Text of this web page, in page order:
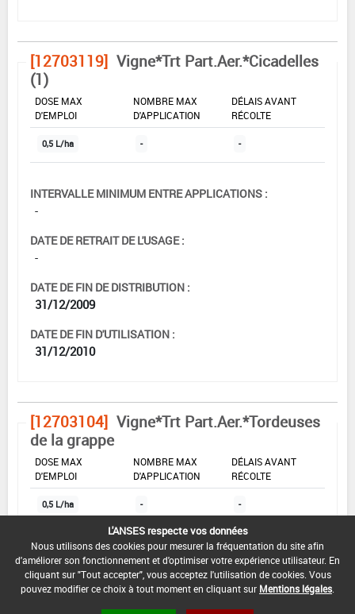
[12703119] Vigne*Trt Part.Aer.*Cicadelles
(1)
DOSE MAX
D'EMPLOI
NOMBRE MAX
D'APPLICATION
DÉLAIS AVANT
RÉCOLTE
0,5 L/ha - -
INTERVALLE MINIMUM ENTRE APPLICATIONS :
-
DATE DE RETRAIT DE L'USAGE :
-
DATE DE FIN DE DISTRIBUTION :
31/12/2009
DATE DE FIN D'UTILISATION :
31/12/2010
[12703104] Vigne*Trt Part.Aer.*Tordeuses
de la grappe
DOSE MAX
D'EMPLOI
NOMBRE MAX
D'APPLICATION
DÉLAIS AVANT
RÉCOLTE
0,5 L/ha - -
INTERVALLE MINIMUM ENTRE APPLICATIONS :
-
L'ANSES respecte vos données
Nous utilisons des cookies pour mesurer la fréquentation du site afin
d'améliorer son fonctionnement et d'optimiser votre expérience utilisateur. En
cliquant sur "Tout accepter", vous acceptez l'utilisation de cookies. Vous
pouvez modifier ce choix à tout moment en cliquant sur Mentions légales